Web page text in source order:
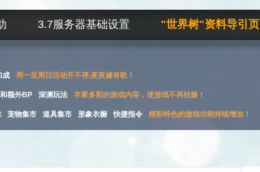
3.7服务器基础设置 "世界树"资料导引页
成 周一至周日活动开不停,夜夜越有歌！
额外BP 深渊玩法 丰富多彩的游戏内容，使游戏不再枯燥！
宠物集市 道具集市 形象衣橱 快捷指令 精彩特色的游戏功能持续增加！